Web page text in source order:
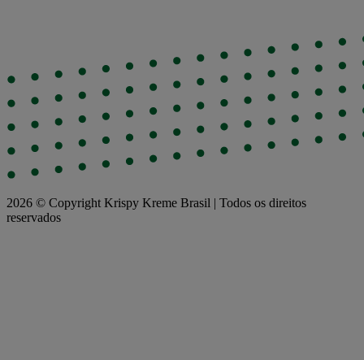
2026 © Copyright Krispy Kreme Brasil | Todos os direitos
reservados